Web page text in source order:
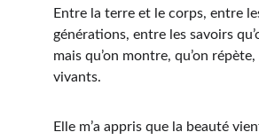
Entre la terre et le corps, entre
générations, entre les savoirs
mais qu’on montre, qu’on répète,
vivants.
Elle m’a appris que la beauté